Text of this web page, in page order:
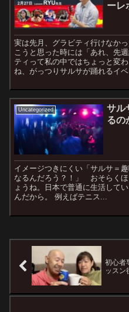
ーレ
実は先月、グラビティ行けなか
こうと思った時には「あれ、先
ティって私の中ではちょっと変
ね、がっつりサルサが踊れるイ
Uncategorized
サル
るの
イメージつきにくい「サルサ＝
なるんだろう？！」 おそらく
ょうね。日本で普通に生活して
んだから。 例えばテニス...
初心者
ッス